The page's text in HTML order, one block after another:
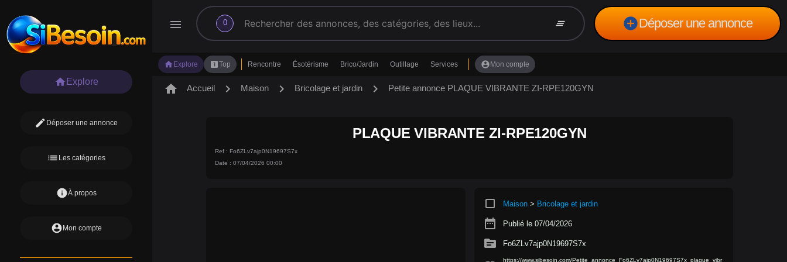
menu 0
search clear_all add_circleDéposer une annonce
home Explore looks_oneTop Rencontre Ésotérisme Brico/Jardin Outillage Services account_circle Mon compte
home Explore
edit Déposer une annonce
list Les catégories
infoÀ propos
account_circle Mon compte
home Accueil chevron_right Maison chevron_right Bricolage et jardin chevron_right Petite annonce PLAQUE VIBRANTE ZI-RPE120GYN
PLAQUE VIBRANTE ZI-RPE120GYN
Ref : Fo6ZLv7ajp0N19697S7x
Date : 07/04/2026 00:00
crop_square Maison> Bricolage et jardin
date_range Publié le 07/04/2026
source Fo6ZLv7ajp0N19697S7x
https://www.sibesoin.com/Petite_annonce_Fo6ZLv7ajp0N19697S7x_plaque_vibr